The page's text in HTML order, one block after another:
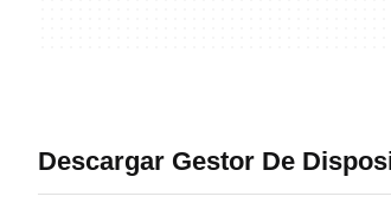
Descargar Gestor De